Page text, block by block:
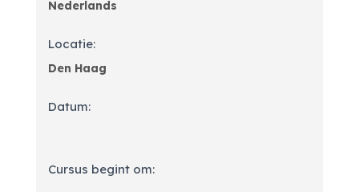
Locatie:
Datum:
Cursus begint om: